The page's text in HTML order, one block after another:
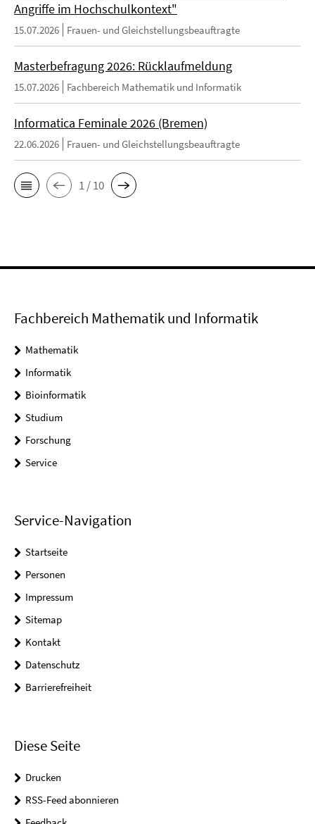
Angriffe im Hochschulkontext"
15.07.2026 Frauen- und Gleichstellungsbeauftragte
Masterbefragung 2026: Rücklaufmeldung
15.07.2026 Fachbereich Mathematik und Informatik
Informatica Feminale 2026 (Bremen)
22.06.2026 Frauen- und Gleichstellungsbeauftragte
1 / 10
Fachbereich Mathematik und Informatik
Mathematik
Informatik
Bioinformatik
Studium
Forschung
Service
Service-Navigation
Startseite
Personen
Impressum
Sitemap
Kontakt
Datenschutz
Barrierefreiheit
Diese Seite
Drucken
RSS-Feed abonnieren